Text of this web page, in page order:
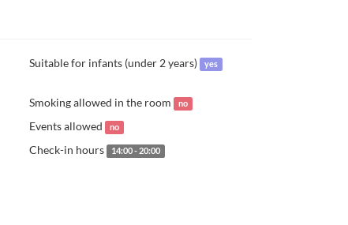
Suitable for infants (under 2 years) yes
Smoking allowed in the room no
Events allowed no
Check-in hours 14:00 - 20:00